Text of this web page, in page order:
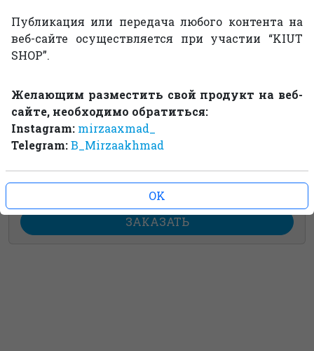
Публикация или передача любого контента на
веб-сайте осуществляется при участии “KIUT
SHOP”.
Желающим разместить свой продукт на веб-
сайте, необходимо обратиться:
Instagram: mirzaaxmad_
Telegram:B_Mirzaakhmad
OK
CARTOLINA POSTCARD
договорная
ЗАКАЗАТЬ